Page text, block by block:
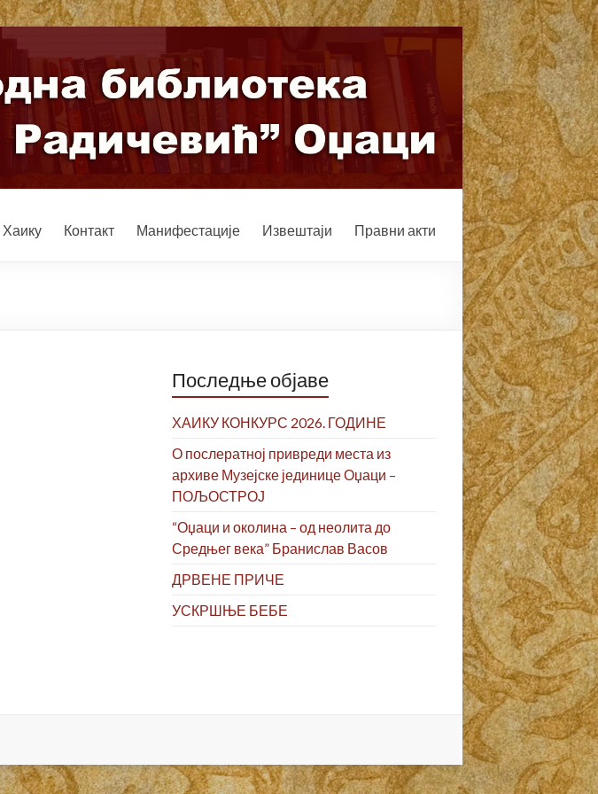
Хаику Контакт Манифестације Извештаји Правни акти
Последње објаве
ХАИКУ КОНКУРС 2026. ГОДИНЕ
О послератној привреди места из
архиве Музејске јединице Оџаци –
ПОЉОСТРОЈ
“Оџаци и околина – од неолита до
Средњег века” Бранислав Васов
ДРВЕНЕ ПРИЧЕ
УСКРШЊЕ БЕБЕ